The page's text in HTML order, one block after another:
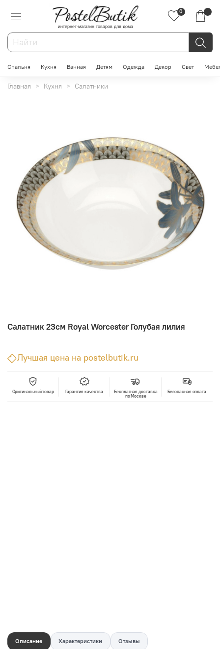
интернет-магазин товаров для дома
0
Спальня Кухня Ванная Детям Одежда Декор Свет
Главная Кухня Салатники
Салатник 23см Royal Worcester Голубая лилия
Лучшая цена на postelbutik.ru
Оригинальный товар Гарантия качества
Бесплатная доставка
по Москве
Безопасная оплата
Описание Характеристики Отзывы